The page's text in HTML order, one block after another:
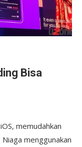
Bisa
memudahkan
menggunakan